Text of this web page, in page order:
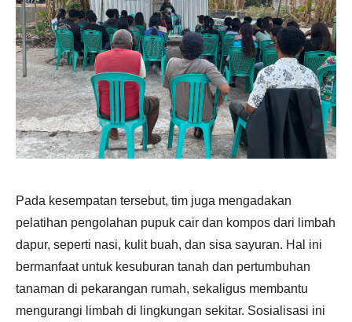
Pada kesempatan tersebut, tim juga mengadakan
pelatihan pengolahan pupuk cair dan kompos dari limbah
dapur, seperti nasi, kulit buah, dan sisa sayuran. Hal ini
bermanfaat untuk kesuburan tanah dan pertumbuhan
tanaman di pekarangan rumah, sekaligus membantu
mengurangi limbah di lingkungan sekitar. Sosialisasi ini